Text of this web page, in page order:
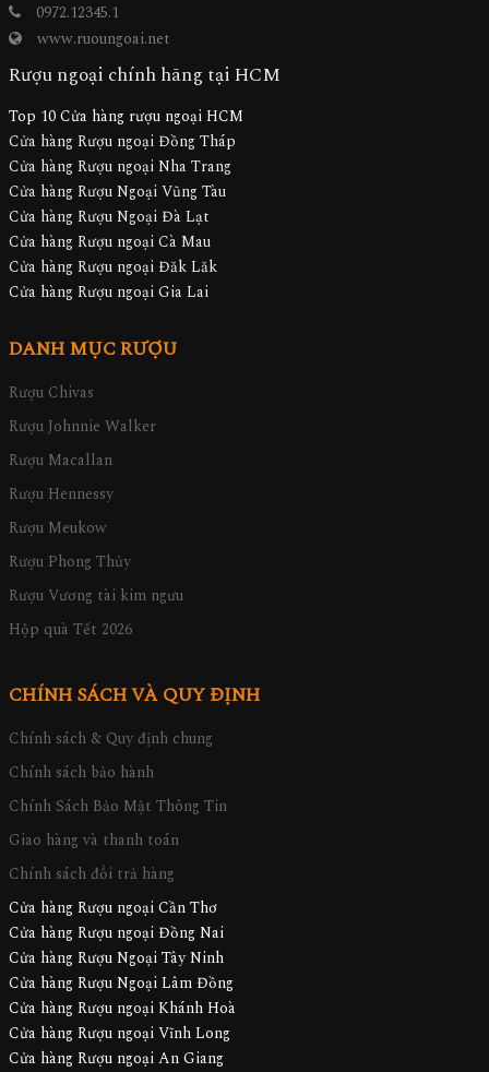
0972.12345.1
www.ruoungoai.net
Rượu ngoại chính hãng tại HCM
Top 10 Cửa hàng rượu ngoại HCM
Cửa hàng Rượu ngoại Đồng Tháp
Cửa hàng Rượu ngoại Nha Trang
Cửa hàng Rượu Ngoại Vũng Tàu
Cửa hàng Rượu Ngoại Đà Lạt
Cửa hàng Rượu ngoại Cà Mau
Cửa hàng Rượu ngoại Đăk Lăk
Cửa hàng Rượu ngoại Gia Lai
DANH MỤC RƯỢU
Rượu Chivas
Rượu Johnnie Walker
Rượu Macallan
Rượu Hennessy
Rượu Meukow
Rượu Phong Thủy
Rượu Vương tài kim ngưu
Hộp quà Tết 2026
CHÍNH SÁCH VÀ QUY ĐỊNH
Chính sách & Quy định chung
Chính sách bảo hành
Chính Sách Bảo Mật Thông Tin
Giao hàng và thanh toán
Chính sách đổi trả hàng
Cửa hàng Rượu ngoại Cần Thơ
Cửa hàng Rượu ngoại Đồng Nai
Cửa hàng Rượu Ngoại Tây Ninh
Cửa hàng Rượu Ngoại Lâm Đồng
Cửa hàng Rượu ngoại Khánh Hoà
Cửa hàng Rượu ngoại Vĩnh Long
Cửa hàng Rượu ngoại An Giang